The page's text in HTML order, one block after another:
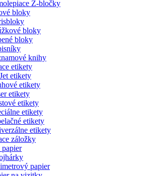
Z-bločky
bloky
bloky
bloky
knihy
etikety
etikety
etikety
etikety
etikety
etikety
etikety
etikety
záložky
papier
papier